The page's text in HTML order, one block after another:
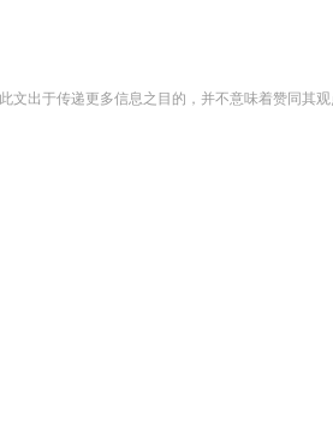
文出于传递更多信息之目的，并不意味着赞同其观